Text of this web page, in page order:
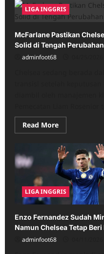
LIGA INGGRIS
McFarlane Pastikan
Solid di Tengah
adminfoot68
Read MoreRead
more
McFarlane
Pastikan
Chelsea
Tetap
Solid
di
Tengah
Perubahan
Besar
LIGA INGGRIS
Enzo Fernandez Sudah
Namun Chelsea Tetap
adminfoot68